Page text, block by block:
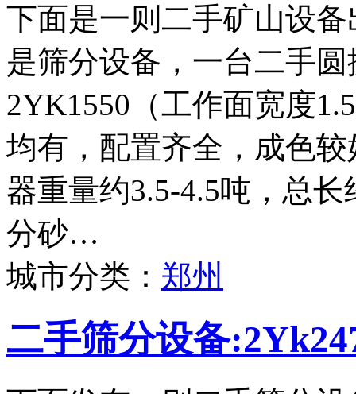
下面是一则二手矿山设
是筛分设备，一台二手
2YK1550（工作面宽度
均有，配置齐全，成色
器重量约3.5-4.5吨，总
分砂…
城市分类： 郑州
二手筛分设备